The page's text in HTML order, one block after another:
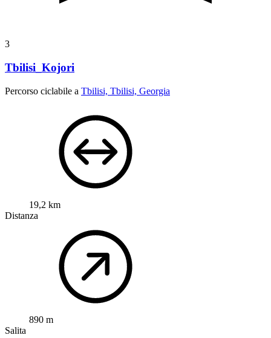
3
Tbilisi_Kojori
Percorso ciclabile a Tbilisi, Tbilisi, Georgia
19,2 km
Distanza
890 m
Salita